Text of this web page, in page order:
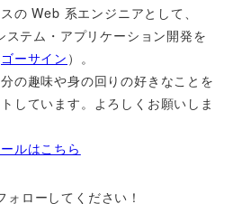
の Web 系エンジニアとして、
テム・アプリケーション開発を
ゴーサイン ）。
の趣味や身の回りの好きなことを
しています。よろしくお願いしま
ルはこちら
ローしてください！